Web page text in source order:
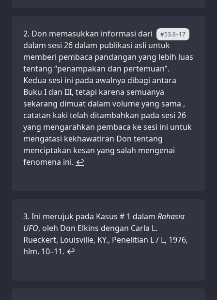
Don memasukkan informasi dari #53.6–17
dalam sesi 26 dalam publikasi asli untuk
memberi pembaca pandangan yang lebih luas
tentang “penampakan dan pertemuan”.
Kedua sesi ini pada awalnya dibagi antara
Buku I dan III, tetapi karena semuanya
sekarang dimuat dalam volume yang sama ,
catatan kaki telah ditambahkan pada sesi 26
yang mengarahkan pembaca ke sesi ini untuk
mengatasi kekhawatiran Don tentang
menciptakan kesan yang salah mengenai
fenomena ini. ↩
Ini merujuk pada Kasus # 1 dalam Rahasia
UFO, oleh Don Elkins dengan Carla L.
Rueckert, Louisville, KY., Penelitian L / L, 1976,
hlm. 10–11. ↩